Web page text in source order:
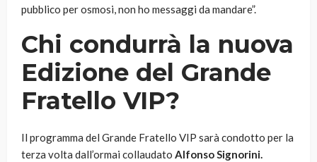
pubblico per osmosi, non ho messaggi da mandare”.
Chi condurrà la nuova
Edizione del Grande
Fratello VIP?
Il programma del Grande Fratello VIP sarà condotto per la
terza volta dall’ormai collaudato Alfonso Signorini.